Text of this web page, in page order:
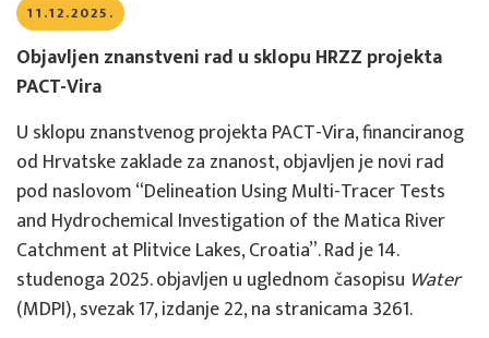
11.12.2025.
Objavljen znanstveni rad u sklopu HRZZ projekta
PACT-Vira
U sklopu znanstvenog projekta PACT-Vira, financiranog
od Hrvatske zaklade za znanost, objavljen je novi rad
pod naslovom “Delineation Using Multi-Tracer Tests
and Hydrochemical Investigation of the Matica River
Catchment at Plitvice Lakes, Croatia”. Rad je 14.
studenoga 2025. objavljen u uglednom časopisu Water
(MDPI), svezak 17, izdanje 22, na stranicama 3261.